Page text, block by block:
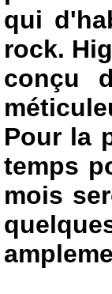
qui
rock.
conçu
Pour la
temps
mois